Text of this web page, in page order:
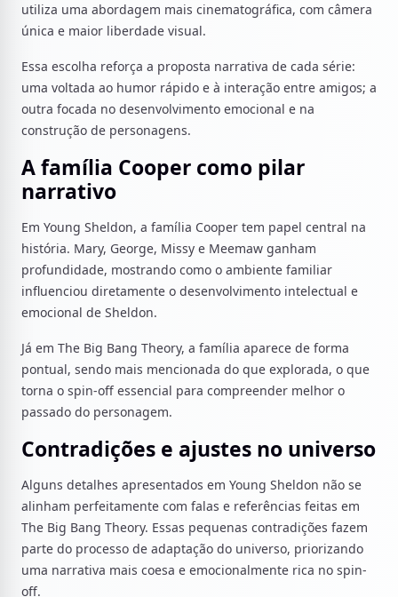
utiliza uma abordagem mais cinematográfica, com câmera
única e maior liberdade visual.
Essa escolha reforça a proposta narrativa de cada série:
uma voltada ao humor rápido e à interação entre amigos; a
outra focada no desenvolvimento emocional e na
construção de personagens.
A família Cooper como pilar
narrativo
Em Young Sheldon, a família Cooper tem papel central na
história. Mary, George, Missy e Meemaw ganham
profundidade, mostrando como o ambiente familiar
influenciou diretamente o desenvolvimento intelectual e
emocional de Sheldon.
Já em The Big Bang Theory, a família aparece de forma
pontual, sendo mais mencionada do que explorada, o que
torna o spin-off essencial para compreender melhor o
passado do personagem.
Contradições e ajustes no universo
Alguns detalhes apresentados em Young Sheldon não se
alinham perfeitamente com falas e referências feitas em
The Big Bang Theory. Essas pequenas contradições fazem
parte do processo de adaptação do universo, priorizando
uma narrativa mais coesa e emocionalmente rica no spin-
off.